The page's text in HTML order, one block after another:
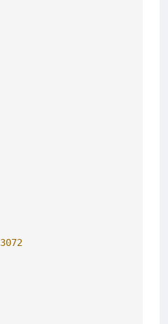
3072